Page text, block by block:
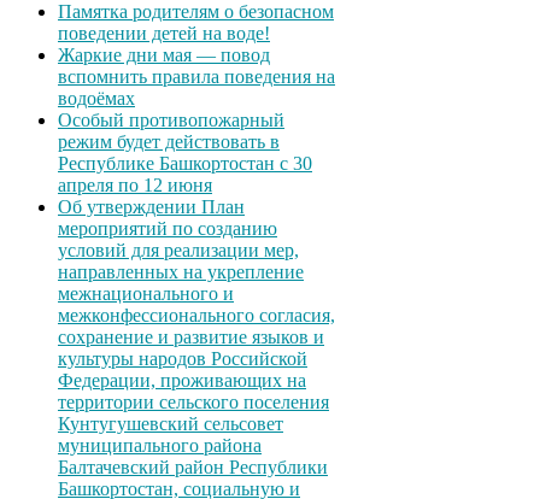
Памятка родителям о безопасном
поведении детей на воде!
Жаркие дни мая — повод
вспомнить правила поведения на
водоёмах
Особый противопожарный
режим будет действовать в
Республике Башкортостан с 30
апреля по 12 июня
Об утверждении План
мероприятий по созданию
условий для реализации мер,
направленных на укрепление
межнационального и
межконфессионального согласия,
сохранение и развитие языков и
культуры народов Российской
Федерации, проживающих на
территории сельского поселения
Кунтугушевский сельсовет
муниципального района
Балтачевский район Республики
Башкортостан, социальную и